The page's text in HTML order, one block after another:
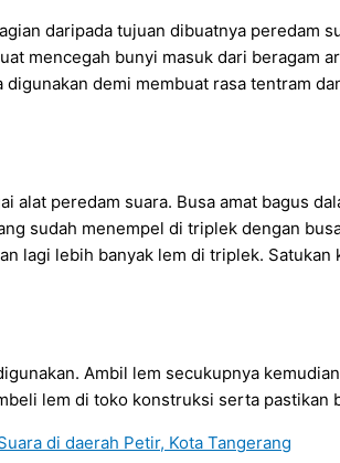
daripada tujuan dibuatnya peredam
mencegah bunyi masuk dari beragam
demi membuat rasa tentram
alat peredam suara. Busa amat bagus
sudah menempel di triplek dengan
lagi lebih banyak lem di triplek.
Ambil lem secukupnya
lem di toko konstruksi serta